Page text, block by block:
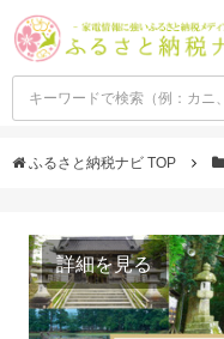
ふるさと納税ナビ TOP
詳細を見る